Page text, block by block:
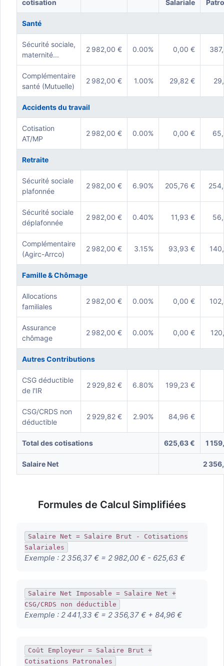
cotisation Salariale
Santé
Sécurité sociale,
maternité...
2 982,00 € 0.00% 0,00 €
Complémentaire
santé (Mutuelle)
2 982,00 € 1.00% 29,82 €
Accidents du travail
Cotisation
AT/MP
2 982,00 € 0.00% 0,00 €
Retraite
Sécurité sociale
plafonnée
2 982,00 € 6.90% 205,76 €
Sécurité sociale
déplafonnée
2 982,00 € 0.40% 11,93 €
Complémentaire
(Agirc-Arrco)
2 982,00 € 3.15% 93,93 €
Famille & Chômage
Allocations
familiales
2 982,00 € 0.00% 0,00 €
Assurance
chômage
2 982,00 € 0.00% 0,00 €
Autres Contributions
CSG déductible
de l'IR
2 929,82 € 6.80% 199,23 €
CSG/CRDS non
déductible
2 929,82 € 2.90% 84,96 €
Total des cotisations 625,63 € 1
Salaire Net 2
Formules de Calcul Simplifiées
Salaire Net = Salaire Brut - Cotisations
Salariales
Exemple : 2 356,37 € = 2 982,00 € - 625,63 €
Salaire Net Imposable = Salaire Net +
CSG/CRDS non déductible
Exemple : 2 441,33 € = 2 356,37 € + 84,96 €
Coût Employeur = Salaire Brut +
Cotisations Patronales